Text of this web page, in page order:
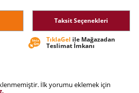
Taksit Seçenekleri
TıklaGel ile Mağazadan
Teslimat İmkanı
İlk yorumu eklemek için